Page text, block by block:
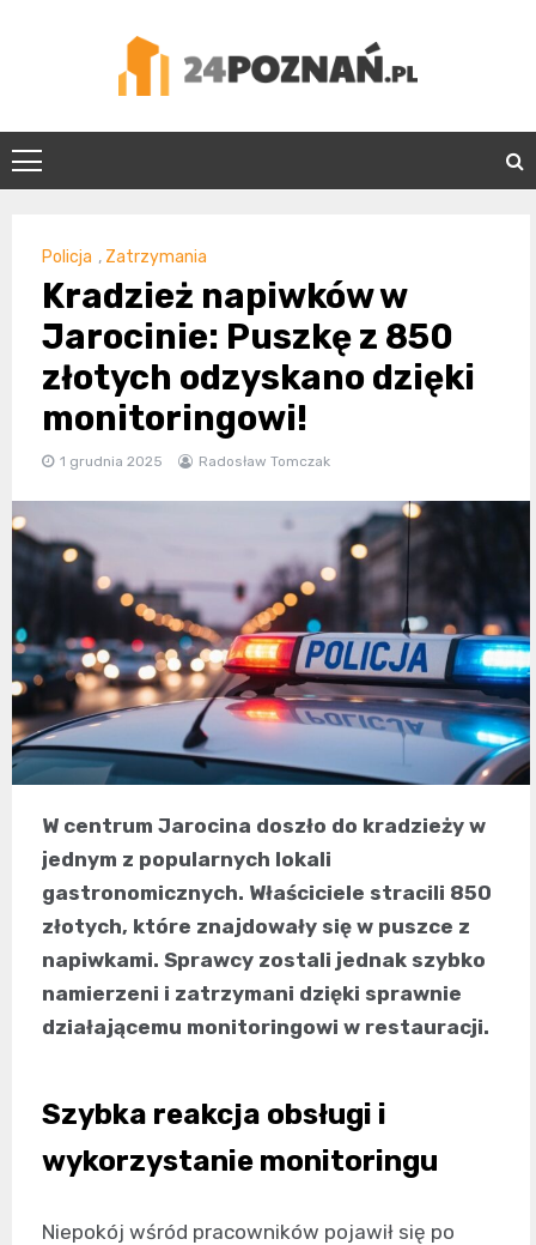
24Poznań.pl
Policja , Zatrzymania
Kradzież napiwków w
Jarocinie: Puszkę z 850
złotych odzyskano dzięki
monitoringowi!
1 grudnia 2025 Radosław Tomczak
W centrum Jarocina doszło do kradzieży w
jednym z popularnych lokali
gastronomicznych. Właściciele stracili 850
złotych, które znajdowały się w puszce z
napiwkami. Sprawcy zostali jednak szybko
namierzeni i zatrzymani dzięki sprawnie
działającemu monitoringowi w restauracji.
Szybka reakcja obsługi i
wykorzystanie monitoringu
Niepokój wśród pracowników pojawił się po